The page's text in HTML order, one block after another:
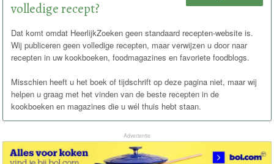
volledige recept?
Dat komt omdat HeerlijkZoeken geen standaard recepten-website is.
Wij publiceren geen volledige recepten, maar verwijzen u door naar
recepten in uw kookboeken, foodmagazines en favoriete foodblogs.
Misschien heeft u het boek of tijdschrift op deze pagina niet, maar wij
helpen u graag met het vinden van de beste recepten in de
kookboeken en magazines die u wél thuis hebt staan.
Advertentie